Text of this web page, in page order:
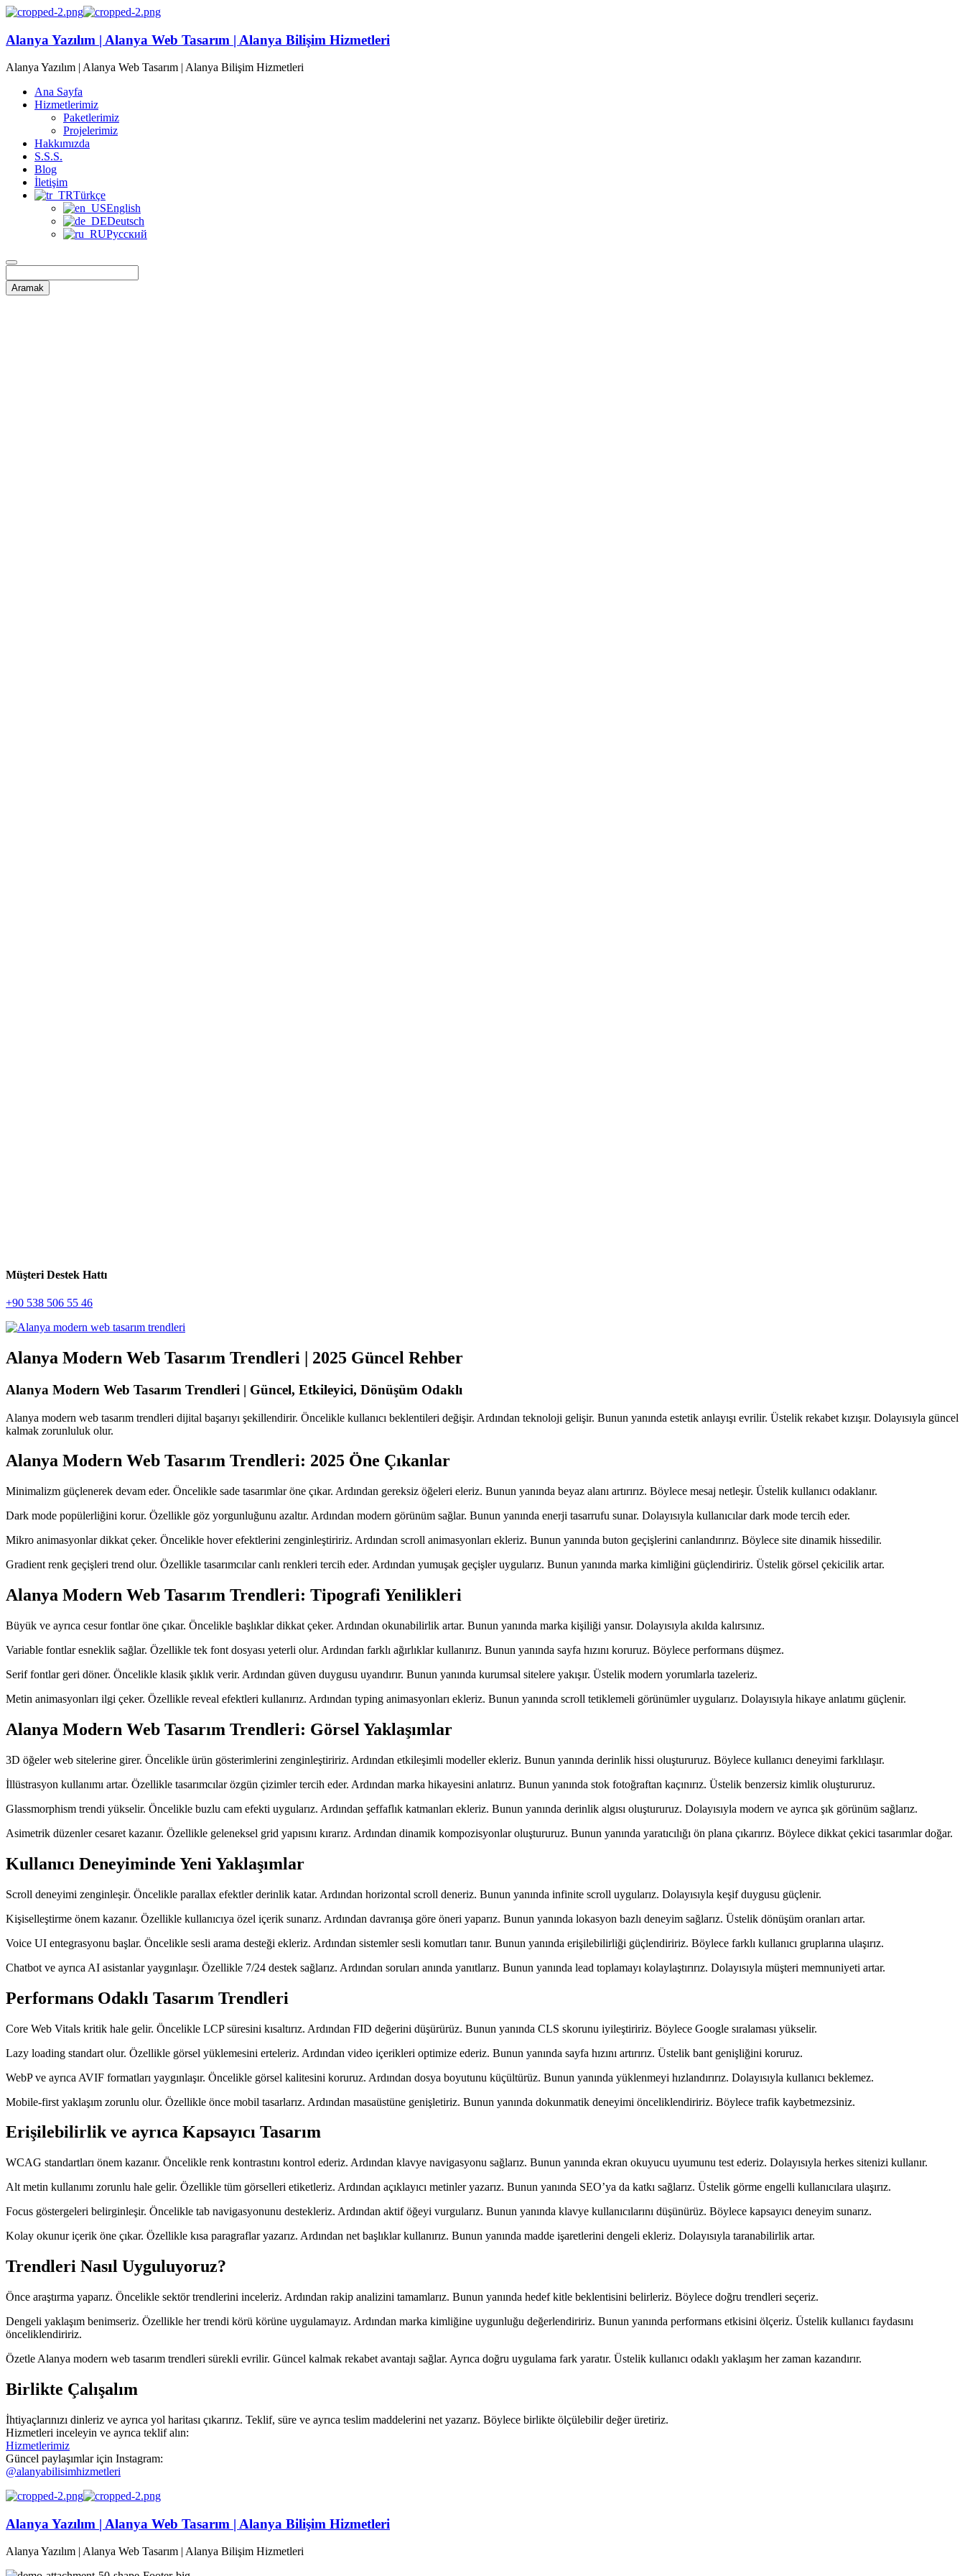
Alanya Yazılım | Alanya Web Tasarım | Alanya Bilişim Hizmetleri
Alanya Yazılım | Alanya Web Tasarım | Alanya Bilişim Hizmetleri
Ana Sayfa
Hizmetlerimiz
Paketlerimiz
Projelerimiz
Hakkımızda
S.S.S.
Blog
İletişim
Türkçe
English
Deutsch
Русский
Müşteri Destek Hattı
+90 538 506 55 46
Alanya Modern Web Tasarım Trendleri | 2025 Güncel Rehber
Alanya Modern Web Tasarım Trendleri | Güncel, Etkileyici, Dönüşüm Odaklı
Alanya modern web tasarım trendleri dijital başarıyı şekillendirir. Öncelikle kullanıcı beklentileri değişir. Ardından teknoloji gelişir. Bunun yanında estetik anlayışı evrilir. Üstelik rekabet kızışır. Dolayısıyla güncel
kalmak zorunluluk olur.
Alanya Modern Web Tasarım Trendleri: 2025 Öne Çıkanlar
Minimalizm güçlenerek devam eder. Öncelikle sade tasarımlar öne çıkar. Ardından gereksiz öğeleri eleriz. Bunun yanında beyaz alanı artırırız. Böylece mesaj netleşir. Üstelik kullanıcı odaklanır.
Dark mode popülerliğini korur. Özellikle göz yorgunluğunu azaltır. Ardından modern görünüm sağlar. Bunun yanında enerji tasarrufu sunar. Dolayısıyla kullanıcılar dark mode tercih eder.
Mikro animasyonlar dikkat çeker. Öncelikle hover efektlerini zenginleştiririz. Ardından scroll animasyonları ekleriz. Bunun yanında buton geçişlerini canlandırırız. Böylece site dinamik hissedilir.
Gradient renk geçişleri trend olur. Özellikle tasarımcılar canlı renkleri tercih eder. Ardından yumuşak geçişler uygularız. Bunun yanında marka kimliğini güçlendiririz. Üstelik görsel çekicilik artar.
Alanya Modern Web Tasarım Trendleri: Tipografi Yenilikleri
Büyük ve ayrıca cesur fontlar öne çıkar. Öncelikle başlıklar dikkat çeker. Ardından okunabilirlik artar. Bunun yanında marka kişiliği yansır. Dolayısıyla akılda kalırsınız.
Variable fontlar esneklik sağlar. Özellikle tek font dosyası yeterli olur. Ardından farklı ağırlıklar kullanırız. Bunun yanında sayfa hızını koruruz. Böylece performans düşmez.
Serif fontlar geri döner. Öncelikle klasik şıklık verir. Ardından güven duygusu uyandırır. Bunun yanında kurumsal sitelere yakışır. Üstelik modern yorumlarla tazeleriz.
Metin animasyonları ilgi çeker. Özellikle reveal efektleri kullanırız. Ardından typing animasyonları ekleriz. Bunun yanında scroll tetiklemeli görünümler uygularız. Dolayısıyla hikaye anlatımı güçlenir.
Alanya Modern Web Tasarım Trendleri: Görsel Yaklaşımlar
3D öğeler web sitelerine girer. Öncelikle ürün gösterimlerini zenginleştiririz. Ardından etkileşimli modeller ekleriz. Bunun yanında derinlik hissi oluştururuz. Böylece kullanıcı deneyimi farklılaşır.
İllüstrasyon kullanımı artar. Özellikle tasarımcılar özgün çizimler tercih eder. Ardından marka hikayesini anlatırız. Bunun yanında stok fotoğraftan kaçınırız. Üstelik benzersiz kimlik oluştururuz.
Glassmorphism trendi yükselir. Öncelikle buzlu cam efekti uygularız. Ardından şeffaflık katmanları ekleriz. Bunun yanında derinlik algısı oluştururuz. Dolayısıyla modern ve ayrıca şık görünüm sağlarız.
Asimetrik düzenler cesaret kazanır. Özellikle geleneksel grid yapısını kırarız. Ardından dinamik kompozisyonlar oluştururuz. Bunun yanında yaratıcılığı ön plana çıkarırız. Böylece dikkat çekici tasarımlar doğar.
Kullanıcı Deneyiminde Yeni Yaklaşımlar
Scroll deneyimi zenginleşir. Öncelikle parallax efektler derinlik katar. Ardından horizontal scroll deneriz. Bunun yanında infinite scroll uygularız. Dolayısıyla keşif duygusu güçlenir.
Kişiselleştirme önem kazanır. Özellikle kullanıcıya özel içerik sunarız. Ardından davranışa göre öneri yaparız. Bunun yanında lokasyon bazlı deneyim sağlarız. Üstelik dönüşüm oranları artar.
Voice UI entegrasyonu başlar. Öncelikle sesli arama desteği ekleriz. Ardından sistemler sesli komutları tanır. Bunun yanında erişilebilirliği güçlendiririz. Böylece farklı kullanıcı gruplarına ulaşırız.
Chatbot ve ayrıca AI asistanlar yaygınlaşır. Özellikle 7/24 destek sağlarız. Ardından soruları anında yanıtlarız. Bunun yanında lead toplamayı kolaylaştırırız. Dolayısıyla müşteri memnuniyeti artar.
Performans Odaklı Tasarım Trendleri
Core Web Vitals kritik hale gelir. Öncelikle LCP süresini kısaltırız. Ardından FID değerini düşürürüz. Bunun yanında CLS skorunu iyileştiririz. Böylece Google sıralaması yükselir.
Lazy loading standart olur. Özellikle görsel yüklemesini erteleriz. Ardından video içerikleri optimize ederiz. Bunun yanında sayfa hızını artırırız. Üstelik bant genişliğini koruruz.
WebP ve ayrıca AVIF formatları yaygınlaşır. Öncelikle görsel kalitesini koruruz. Ardından dosya boyutunu küçültürüz. Bunun yanında yüklenmeyi hızlandırırız. Dolayısıyla kullanıcı beklemez.
Mobile-first yaklaşım zorunlu olur. Özellikle önce mobil tasarlarız. Ardından masaüstüne genişletiriz. Bunun yanında dokunmatik deneyimi önceliklendiririz. Böylece trafik kaybetmezsiniz.
Erişilebilirlik ve ayrıca Kapsayıcı Tasarım
WCAG standartları önem kazanır. Öncelikle renk kontrastını kontrol ederiz. Ardından klavye navigasyonu sağlarız. Bunun yanında ekran okuyucu uyumunu test ederiz. Dolayısıyla herkes sitenizi kullanır.
Alt metin kullanımı zorunlu hale gelir. Özellikle tüm görselleri etiketleriz. Ardından açıklayıcı metinler yazarız. Bunun yanında SEO’ya da katkı sağlarız. Üstelik görme engelli kullanıcılara ulaşırız.
Focus göstergeleri belirginleşir. Öncelikle tab navigasyonunu destekleriz. Ardından aktif öğeyi vurgularız. Bunun yanında klavye kullanıcılarını düşünürüz. Böylece kapsayıcı deneyim sunarız.
Kolay okunur içerik öne çıkar. Özellikle kısa paragraflar yazarız. Ardından net başlıklar kullanırız. Bunun yanında madde işaretlerini dengeli ekleriz. Dolayısıyla taranabilirlik artar.
Trendleri Nasıl Uyguluyoruz?
Önce araştırma yaparız. Öncelikle sektör trendlerini inceleriz. Ardından rakip analizini tamamlarız. Bunun yanında hedef kitle beklentisini belirleriz. Böylece doğru trendleri seçeriz.
Dengeli yaklaşım benimseriz. Özellikle her trendi körü körüne uygulamayız. Ardından marka kimliğine uygunluğu değerlendiririz. Bunun yanında performans etkisini ölçeriz. Üstelik kullanıcı faydasını
önceliklendiririz.
Özetle Alanya modern web tasarım trendleri sürekli evrilir. Güncel kalmak rekabet avantajı sağlar. Ayrıca doğru uygulama fark yaratır. Üstelik kullanıcı odaklı yaklaşım her zaman kazandırır.
Birlikte Çalışalım
İhtiyaçlarınızı dinleriz ve ayrıca yol haritası çıkarırız. Teklif, süre ve ayrıca teslim maddelerini net yazarız. Böylece birlikte ölçülebilir değer üretiriz.
Hizmetleri inceleyin ve ayrıca teklif alın:
Hizmetlerimiz
Güncel paylaşımlar için Instagram:
@alanyabilisimhizmetleri
Alanya Yazılım | Alanya Web Tasarım | Alanya Bilişim Hizmetleri
Alanya Yazılım | Alanya Web Tasarım | Alanya Bilişim Hizmetleri